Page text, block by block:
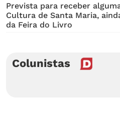
Prevista para receber
Cultura de Santa Maria,
da Feira do Livro
Colunistas